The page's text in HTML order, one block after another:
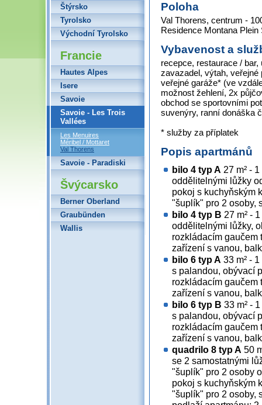
Poloha
Val Thorens, centrum -
Residence Montana Plein
Vybavenost a
recepce, restaurace /
zavazadel, výtah,
veřejné garáže* (ve
možnost žehlení, 2x
obchod se sportovními
suvenýry, ranní donáška
* služby za příplatek
Popis apartmánů
bilo 4 typ A 27 m² -
oddělitelnými lůžky
pokoj s kuchyňským
"šuplík" pro 2 osoby,
bilo 4 typ B 27 m² -
oddělitelnými lůžky,
rozkládacím gaučem
zařízení s vanou,
bilo 6 typ A 33 m² -
s palandou, obývací
rozkládacím gaučem
zařízení s vanou,
bilo 6 typ B 33 m² -
s palandou, obývací
rozkládacím gaučem
zařízení s vanou,
quadrilo 8 typ A 50
se 2 samostatnými
"šuplík" pro 2 osoby
pokoj s kuchyňským
"šuplík" pro 2 osoby,
Štýrsko
Tyrolsko
Východní Tyrolsko
Francie
Hautes Alpes
Isere
Savoie
Savoie - Les Trois
Vallées
Les Menuires
Méribel / Mottaret
Val Thorens
Savoie - Paradiski
Švýcarsko
Berner Oberland
Graubünden
Wallis